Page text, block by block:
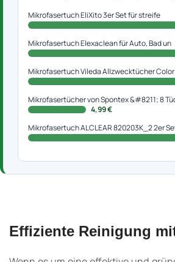
Mikrofasertuch EliXito 3er Set für streife
Mikrofasertuch Elexaclean für Auto, Bad un
Mikrofasertuch Vileda Allzwecktücher Color
Mikrofasertücher von Spontex &#8211; 8
4,99 €
Mikrofasertuch ALCLEAR 820203K_2 2er
Effiziente Reinigung